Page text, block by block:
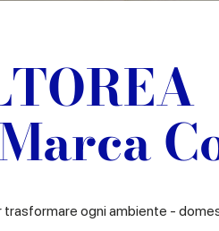
ogni ambiente -